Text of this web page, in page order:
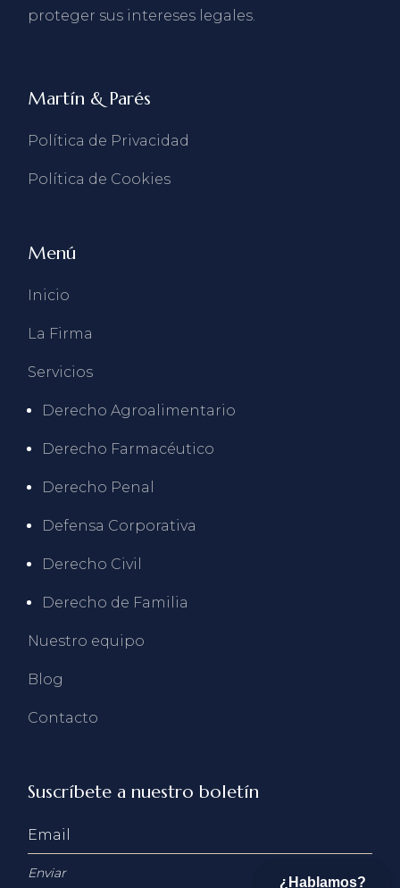
¿Hablamos?
proteger sus intereses legales.
Martín & Parés
Política de Privacidad
Política de Cookies
Menú
Inicio
La Firma
Servicios
Derecho Agroalimentario
Derecho Farmacéutico
Derecho Penal
Defensa Corporativa
Derecho Civil
Derecho de Familia
Nuestro equipo
Blog
Contacto
Suscríbete a nuestro boletín
Enviar